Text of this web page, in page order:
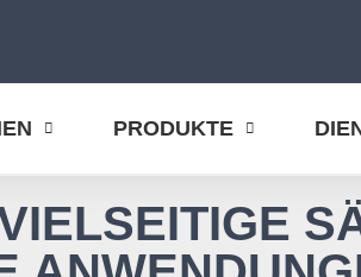
PRODUKTE